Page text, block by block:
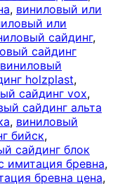
, виниловый или
или
сайдинг,
сайдинг
виниловый
holzplast,
сайдинг vox,
сайдинг альта
, виниловый
бийск,
сайдинг блок
имитация бревна,
бревна цена,